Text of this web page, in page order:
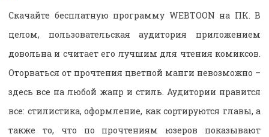
Скачайте бесплатную программу WEBTOON на ПК. В
целом, пользовательская аудитория приложением
довольна и считает его лучшим для чтения комиксов.
Оторваться от прочтения цветной манги невозможно –
здесь все на любой жанр и стиль. Аудитории нравится
все: стилистика, оформление, как сортируются главы, а
также то, что по прочтениям юзеров показывают